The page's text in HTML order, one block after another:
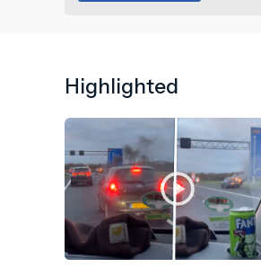
Highlighted